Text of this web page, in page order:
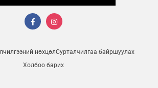
нөхцөлСурталчилгаа байршуулах
Холбоо барих